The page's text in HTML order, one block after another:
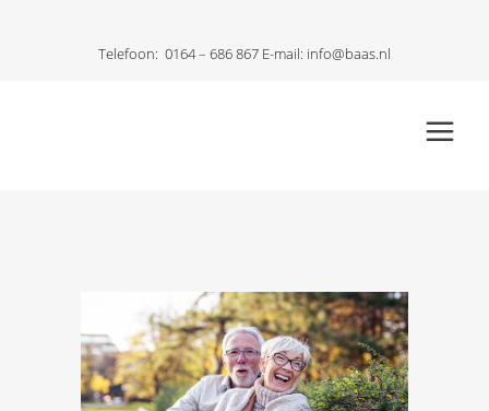
Telefoon: 0164 – 686 867 E-mail: info@baas.nl